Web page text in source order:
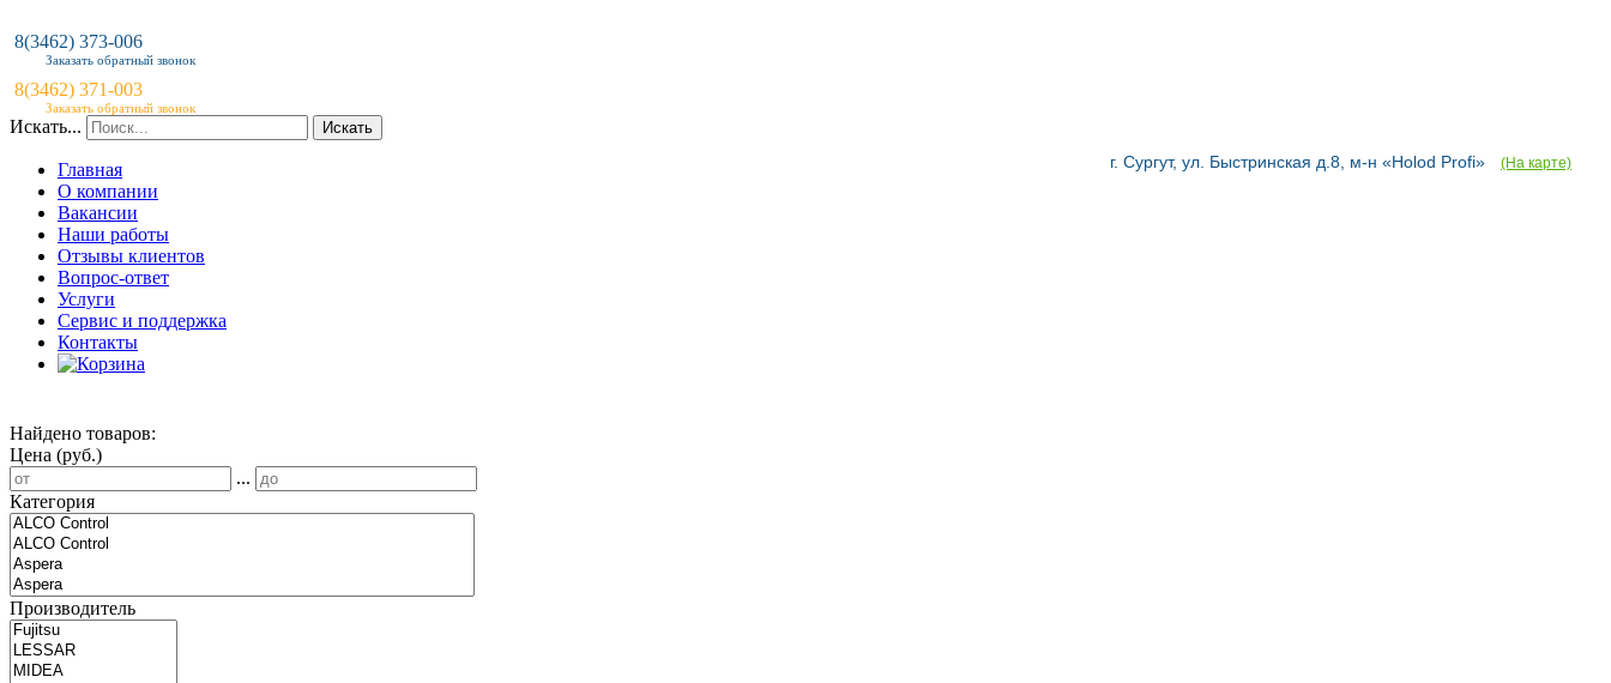
8(3462) 373-006
Заказать обратный звонок
8(3462) 371-003
Заказать обратный звонок
Искать... Искать
г. Сургут, ул. Быстринская д.8, м-н «Holod Profi»(На карте)
Главная
О компании
Вакансии
Наши работы
Отзывы клиентов
Вопрос-ответ
Услуги
Сервис и поддержка
Контакты
Найдено товаров:
Цена (руб.)
...
Категория
Производитель